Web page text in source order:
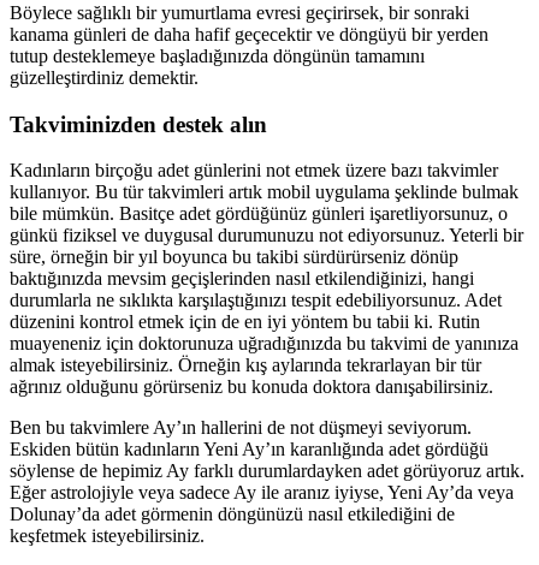
Böylece sağlıklı bir yumurtlama evresi geçirirsek, bir sonraki
kanama günleri de daha hafif geçecektir ve döngüyü bir yerden
tutup desteklemeye başladığınızda döngünün tamamını
güzelleştirdiniz demektir.
Takviminizden destek alın
Kadınların birçoğu adet günlerini not etmek üzere bazı takvimler
kullanıyor. Bu tür takvimleri artık mobil uygulama şeklinde bulmak
bile mümkün. Basitçe adet gördüğünüz günleri işaretliyorsunuz, o
günkü fiziksel ve duygusal durumunuzu not ediyorsunuz. Yeterli bir
süre, örneğin bir yıl boyunca bu takibi sürdürürseniz dönüp
baktığınızda mevsim geçişlerinden nasıl etkilendiğinizi, hangi
durumlarla ne sıklıkta karşılaştığınızı tespit edebiliyorsunuz. Adet
düzenini kontrol etmek için de en iyi yöntem bu tabii ki. Rutin
muayeneniz için doktorunuza uğradığınızda bu takvimi de yanınıza
almak isteyebilirsiniz. Örneğin kış aylarında tekrarlayan bir tür
ağrınız olduğunu görürseniz bu konuda doktora danışabilirsiniz.
Ben bu takvimlere Ay’ın hallerini de not düşmeyi seviyorum.
Eskiden bütün kadınların Yeni Ay’ın karanlığında adet gördüğü
söylense de hepimiz Ay farklı durumlardayken adet görüyoruz artık.
Eğer astrolojiyle veya sadece Ay ile aranız iyiyse, Yeni Ay’da veya
Dolunay’da adet görmenin döngünüzü nasıl etkilediğini de
keşfetmek isteyebilirsiniz.